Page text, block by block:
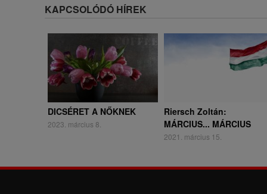
KAPCSOLÓDÓ HÍREK
DICSÉRET A NŐKNEK
2023. március 8.
Riersch Zoltán:
MÁRCIUS... MÁRCIUS
2021. március 15.